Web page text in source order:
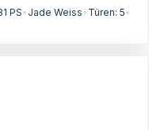
PS• Jade Weiss• Türen: 5•